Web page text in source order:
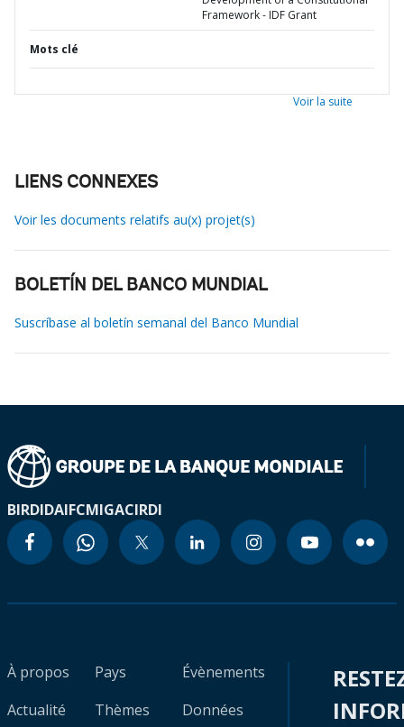
Framework - IDF Grant
Mots clé
Voir la suite
LIENS CONNEXES
Voir les documents relatifs au(x) projet(s)
BOLETÍN DEL BANCO MUNDIAL
Suscríbase al boletín semanal del Banco Mundial
BIRDIDAIFCMIGACIRDI
À propos
Actualité
Pays
Thèmes
Évènements
Données